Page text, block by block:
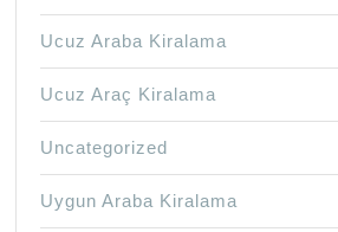
Ucuz Araba Kiralama
Ucuz Araç Kiralama
Uncategorized
Uygun Araba Kiralama